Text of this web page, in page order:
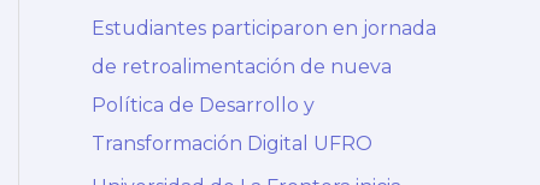
Estudiantes participaron en jornada
de retroalimentación de nueva
Política de Desarrollo y
Transformación Digital UFRO